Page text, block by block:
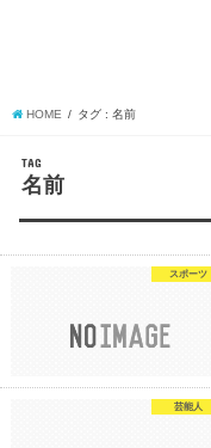
HOME タグ : 名前
TAG
名前
スポーツ
芸能人